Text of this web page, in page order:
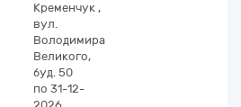
Кременчук ,
вул.
Володимира
Великого,
буд. 50
по 31-12-